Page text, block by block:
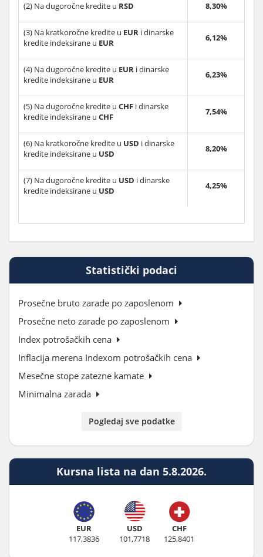
(2) Na dugoročne kredite u RSD 8,30%
(3) Na kratkoročne kredite u EUR i dinarske
kredite indeksirane u EUR 6,12%
(4) Na dugoročne kredite u EUR i dinarske
kredite indeksirane u EUR 6,23%
(5) Na dugoročne kredite u CHF i dinarske
kredite indeksirane u CHF 7,54%
(6) Na kratkoročne kredite u USD i dinarske
kredite indeksirane u USD 8,20%
(7) Na dugoročne kredite u USD i dinarske
kredite indeksirane u USD 4,25%
Statistički podaci
Prosečne bruto zarade po zaposlenom
Prosečne neto zarade po zaposlenom
Index potrošačkih cena
Inflacija merena Indexom potrošačkih cena
Mesečne stope zatezne kamate
Minimalna zarada
Pogledaj sve podatke
Kursna lista na dan 5.8.2026.
EUR
117,3836
USD
101,7718
CHF
125,8401